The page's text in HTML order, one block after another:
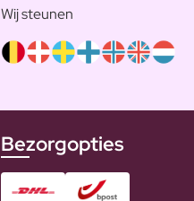
Wij steunen
Bezorgopties